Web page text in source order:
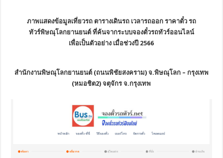
ภาพแสดงข้อมูลเที่ยวรถ ตารางเดินรถ เวลารถออก ราคาตั๋ว รถ
ทัวร์พิษณุโลกยานยนต์ ที่ค้นจากระบบจองตั๋วรถทัวร์ออนไลน์
เพื่อเป็นตัวอย่าง เมื่อช่วงปี 2566
สำนักงานพิษณุโลกยานยนต์ (ถนนพิชัยสงคราม) จ.พิษณุโลก – กรุงเทพ
(หมอชิต2) จตุจักร จ.กรุงเทพ